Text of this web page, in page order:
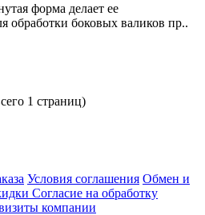
форма делает ее
обработки боковых валиков пр..
1 страниц)
Условия соглашения Обмен и
Согласие на обработку
компании